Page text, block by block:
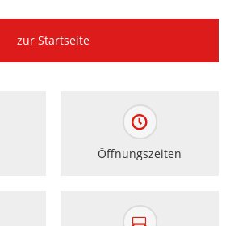
zur Startseite
Öffnungszeiten